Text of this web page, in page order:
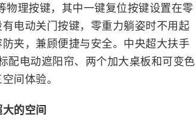
物理按键，其中一键复位按键设置在零
电动关门按键，零重力躺姿时不用起
夹，兼顾便捷与安全。中央超大扶手
配电动遮阳帘、两个加大桌板和可变色
间体验。
的空间